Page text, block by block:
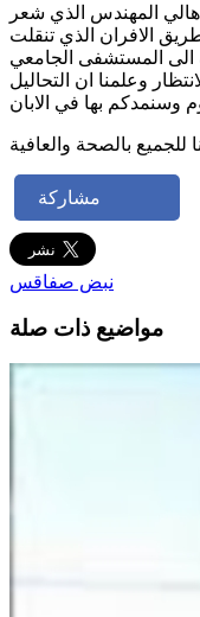
المهندس الذي شعر
الافران الذي تنقلت
الى المستشفى الجامعي
وعلمنا ان التحاليل
للجميع بالصحة والعافية
مشاركة
نبض صفاقس
مواضيع ذات صلة